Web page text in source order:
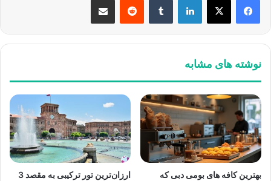
نوشته های مشابه
بهترین کافه های بومی دبی که
ارزان‌ترین تور ترکیبی به مقصد 3